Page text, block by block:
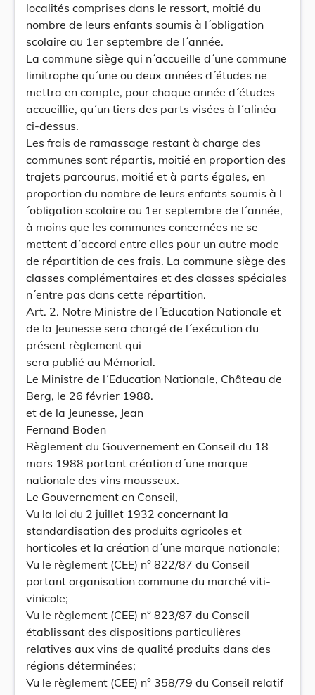
localités comprises dans le ressort, moitié du
nombre de leurs enfants soumis à l´obligation
scolaire au 1er septembre de l´année.
La commune siège qui n´accueille d´une commune
limitrophe qu´une ou deux années d´études ne
mettra en compte, pour chaque année d´études
accueillie, qu´un tiers des parts visées à l´alinéa
ci-dessus.
Les frais de ramassage restant à charge des
communes sont répartis, moitié en proportion des
trajets parcourus, moitié et à parts égales, en
proportion du nombre de leurs enfants soumis à l
´obligation scolaire au 1er septembre de l´année,
à moins que les communes concernées ne se
mettent d´accord entre elles pour un autre mode
de répartition de ces frais. La commune siège des
classes complémentaires et des classes spéciales
n´entre pas dans cette répartition.
Art. 2. Notre Ministre de l´Education Nationale et
de la Jeunesse sera chargé de l´exécution du
présent règlement qui
sera publié au Mémorial.
Le Ministre de l´Education Nationale, Château de
Berg, le 26 février 1988.
et de la Jeunesse, Jean
Fernand Boden
Règlement du Gouvernement en Conseil du 18
mars 1988 portant création d´une marque
nationale des vins mousseux.
Le Gouvernement en Conseil,
Vu la loi du 2 juillet 1932 concernant la
standardisation des produits agricoles et
horticoles et la création d´une marque nationale;
Vu le règlement (CEE) n° 822/87 du Conseil
portant organisation commune du marché viti-
vinicole;
Vu le règlement (CEE) n° 823/87 du Conseil
établissant des dispositions particulières
relatives aux vins de qualité produits dans des
régions déterminées;
Vu le règlement (CEE) n° 358/79 du Conseil relatif